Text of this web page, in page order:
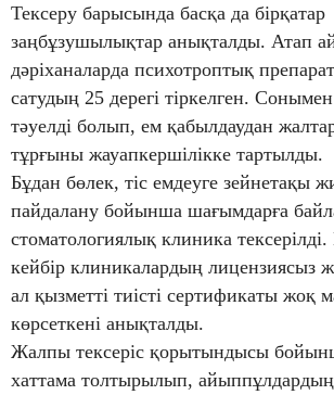
Тексеру барысында басқа да бірқатар
заңбұзушылықтар анықталды. Атап
дәріханаларда психотроптық
сатудың 25 дерегі тіркелген. Сонымен
тәуелді болып, ем қабылдаудан
тұрғыны жауапкершілікке тартылды.
Бұдан бөлек, тіс емдеуге зейнетақы
пайдалану бойынша шағымдарға
стоматологиялық клиника
кейбір клиникалардың лицензиясыз
ал қызметті тиісті сертификаты жоқ
көрсеткені анықталды.
Жалпы тексеріс қорытындысы
хаттама толтырылып,